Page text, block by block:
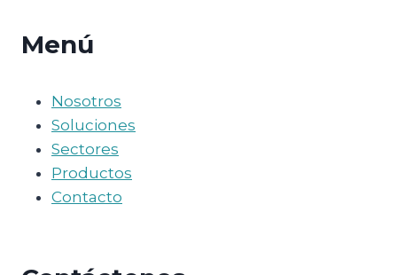
Menú
Nosotros
Soluciones
Sectores
Productos
Contacto